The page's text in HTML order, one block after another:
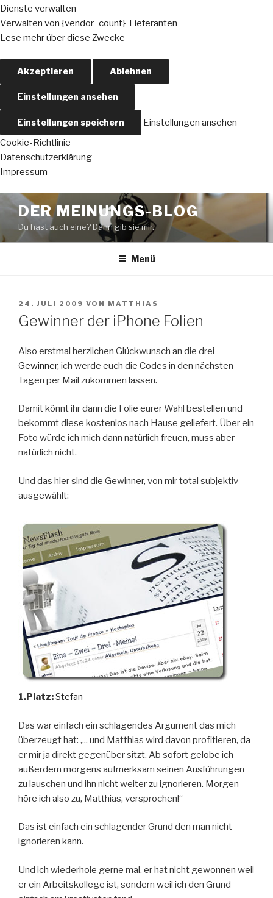
Dienste verwalten
Verwalten von {vendor_count}-Lieferanten
Lese mehr über diese Zwecke
Akzeptieren Ablehnen
Einstellungen ansehen
Einstellungen speichern
Einstellungen ansehen
Cookie-Richtlinie
Datenschutzerklärung
Impressum
Zum
Inhalt
springen
DER MEINUNGS-BLOG
Du hast auch eine? Dann gib sie mir..
Menü
VERÖFFENTLICHT
AM
24. JULI 2009 VON MATTHIAS
Gewinner der iPhone Folien
Also erstmal herzlichen Glückwunsch an die drei
Gewinner, ich werde euch die Codes in den nächsten
Tagen per Mail zukommen lassen.
Damit könnt ihr dann die Folie eurer Wahl bestellen und
bekommt diese kostenlos nach Hause geliefert. Über ein
Foto würde ich mich dann natürlich freuen, muss aber
natürlich nicht.
Und das hier sind die Gewinner, von mir total subjektiv
ausgewählt:
1.Platz:Stefan
Das war einfach ein schlagendes Argument das mich
überzeugt hat: „.. und Matthias wird davon profitieren, da
er mir ja direkt gegenüber sitzt. Ab sofort gelobe ich
außerdem morgens aufmerksam seinen Ausführungen
zu lauschen und ihn nicht weiter zu ignorieren. Morgen
höre ich also zu, Matthias, versprochen!“
Das ist einfach ein schlagender Grund den man nicht
ignorieren kann.
Und ich wiederhole gerne mal, er hat nicht gewonnen weil
er ein Arbeitskollege ist, sondern weil ich den Grund